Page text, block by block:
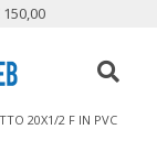
20X1/2 F IN PVC